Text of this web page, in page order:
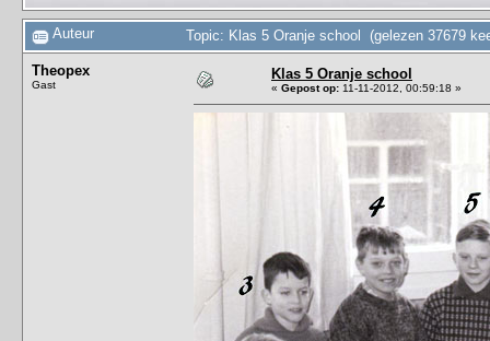
Auteur Topic: Klas 5 Oranje school (gelezen 37679
Theopex
Gast
Klas 5 Oranje school
« Gepost op: 11-11-2012, 00:59:18 »